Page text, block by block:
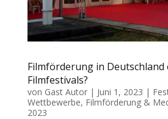
Filmförderung in Deutschland
Filmfestivals?
von Gast Autor| Juni 1, 2023 |
Wettbewerbe, Filmförderung &
2023